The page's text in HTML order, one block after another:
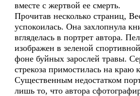
вместе с жертвой ее смерть.
Прочитав несколько страниц,
успокоилась. Она захлопнула
вгляделась в портрет автора.
изображен в зеленой
фоне буйных зарослей травы.
стрекоза примостилась на краю
Существенным недостатком
лишь то, что автора